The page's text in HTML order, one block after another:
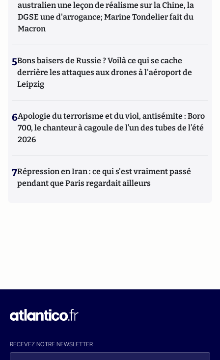
australien une leçon de réalisme sur la Chine, la
DGSE une d'arrogance; Marine Tondelier fait du
Macron
5Bons baisers de Russie ? Voilà ce qui se cache
derrière les attaques aux drones à l'aéroport de
Leipzig
6Apologie du terrorisme et du viol, antisémite : Boro
700, le chanteur à cagoule de l’un des tubes de l’été
2026
7Répression en Iran : ce qui s'est vraiment passé
pendant que Paris regardait ailleurs
RECEVEZ NOTRE NEWSLETTER